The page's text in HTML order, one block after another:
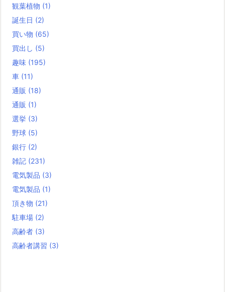
観葉植物 (1)
誕生日 (2)
買い物 (65)
買出し (5)
趣味 (195)
車 (11)
通販 (18)
通販 (1)
選挙 (3)
野球 (5)
銀行 (2)
雑記 (231)
電気製品 (3)
電気製品 (1)
頂き物 (21)
駐車場 (2)
高齢者 (3)
高齢者講習 (3)